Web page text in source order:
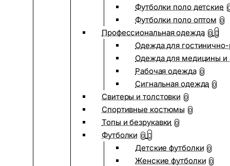
Футболки поло детские
Футболки поло оптом 0
Профессиональная одежда 0
Одежда для
Одежда для медицины и
Рабочая одежда 0
Сигнальная одежда 0
Свитеры и толстовки 0
Спортивные костюмы 0
Топы и безрукавки 0
Футболки 0
Детские футболки 0
Женские футболки 0